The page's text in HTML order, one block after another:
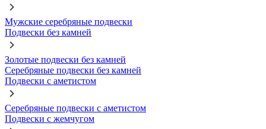
Мужские серебряные подвески
Подвески без камней
Золотые подвески без камней
Серебряные подвески без камней
Подвески с аметистом
Серебряные подвески с аметистом
Подвески с жемчугом